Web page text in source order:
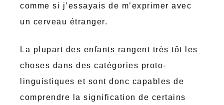
comme si j’essayais de m’exprimer avec
un cerveau étranger.
La plupart des enfants rangent très tôt les
choses dans des catégories proto-
linguistiques et sont donc capables de
comprendre la signification de certains